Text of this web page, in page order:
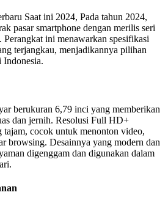
Saat ini 2024, Pada tahun 2024,
pasar smartphone dengan merilis seri
Perangkat ini menawarkan spesifikasi
terjangkau, menjadikannya pilihan
Indonesia.
berukuran 6,79 inci yang memberikan
dan jernih. Resolusi Full HD+
tajam, cocok untuk menonton video,
browsing. Desainnya yang modern dan
digenggam dan digunakan dalam